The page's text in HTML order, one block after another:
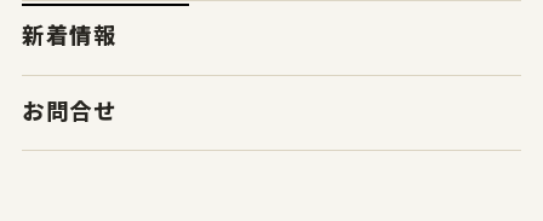
新着情報
お問合せ